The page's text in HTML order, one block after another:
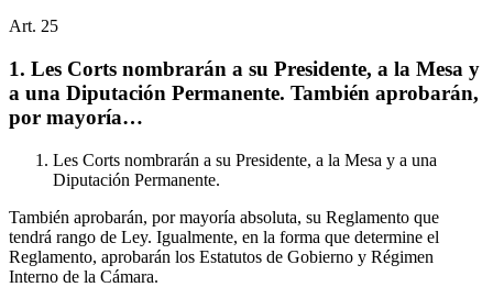
Art. 25
1. Les Corts nombrarán a su Presidente, a la Mesa y
a una Diputación Permanente. También aprobarán,
por mayoría…
Les Corts nombrarán a su Presidente, a la Mesa y a una
Diputación Permanente.
También aprobarán, por mayoría absoluta, su Reglamento que
tendrá rango de Ley. Igualmente, en la forma que determine el
Reglamento, aprobarán los Estatutos de Gobierno y Régimen
Interno de la Cámara.